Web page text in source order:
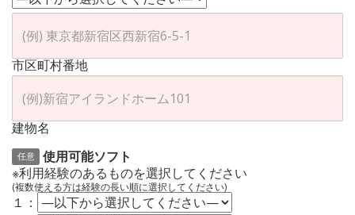
市区町村番地
建物名
任意
使用可能ソフト
※利用経験のあるものを選択してください
(複数使える方は経験の長い順に選択してください)
１：